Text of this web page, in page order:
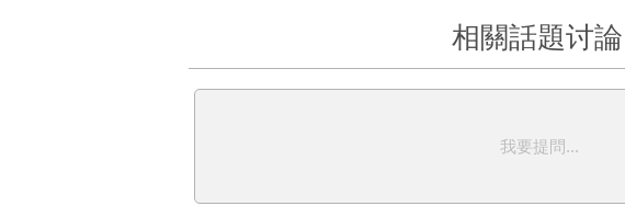
相關話題讨論
我要提問...